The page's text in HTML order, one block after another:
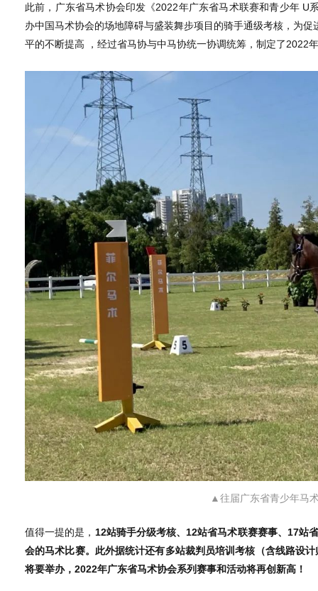
此前，广东省马术协会印发《2022年广东省马术联赛和青少年 U
办中国马术协会的场地障碍与盛装舞步项目的骑手通级考核，为
平的不断提高 ，经过省马协与中马协统一协调统筹，制定了2022
▲往届广东省青少年马
值得一提的是， 12站骑手分级考核、12站省马术联赛赛事、17站
会的马术比赛。此外据统计还有多站裁判员培训考核（含线路设
将要举办，2022年广东省马术协会系列赛事和活动将再创新高！